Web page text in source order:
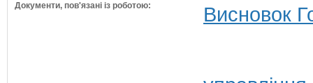
Документи, пов'язані із роботою: Висновок